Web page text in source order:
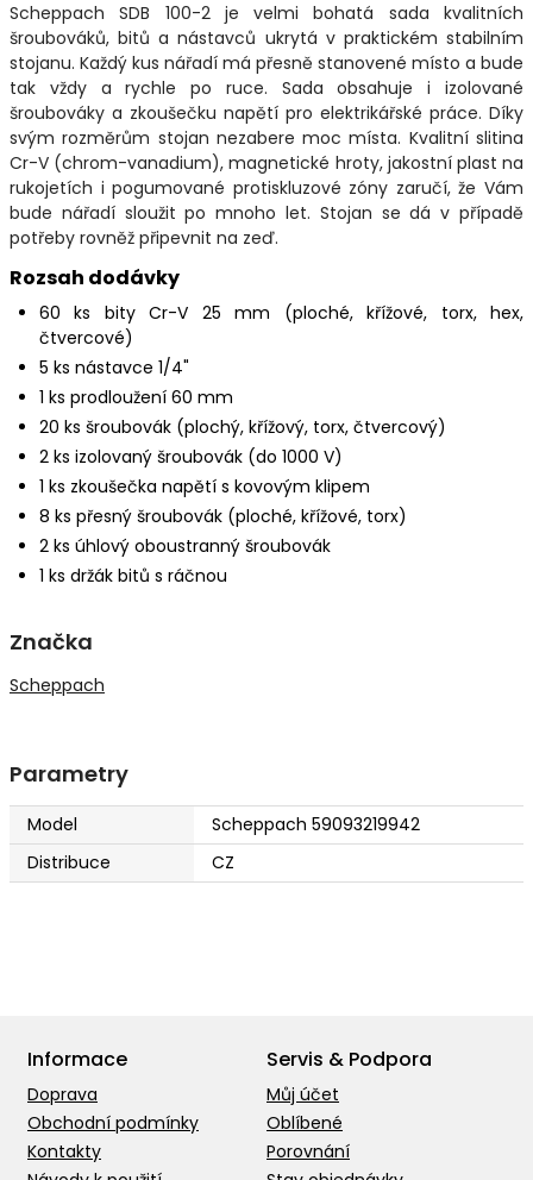
Scheppach SDB 100-2 je velmi bohatá sada kvalitních
šroubováků, bitů a nástavců ukrytá v praktickém stabilním
stojanu. Každý kus nářadí má přesně stanovené místo a bude
tak vždy a rychle po ruce. Sada obsahuje i izolované
šroubováky a zkoušečku napětí pro elektrikářské práce. Díky
svým rozměrům stojan nezabere moc místa. Kvalitní slitina
Cr-V (chrom-vanadium), magnetické hroty, jakostní plast na
rukojetích i pogumované protiskluzové zóny zaručí, že Vám
bude nářadí sloužit po mnoho let. Stojan se dá v případě
potřeby rovněž připevnit na zeď.
Rozsah dodávky
60 ks bity Cr-V 25 mm (ploché, křížové, torx, hex,
čtvercové)
5 ks nástavce 1/4"
1 ks prodloužení 60 mm
20 ks šroubovák (plochý, křížový, torx, čtvercový)
2 ks izolovaný šroubovák (do 1000 V)
1 ks zkoušečka napětí s kovovým klipem
8 ks přesný šroubovák (ploché, křížové, torx)
2 ks úhlový oboustranný šroubovák
1 ks držák bitů s ráčnou
Značka
Scheppach
Parametry
Model
Scheppach 59093219942
Distribuce
CZ
Informace
Doprava
Obchodní podmínky
Kontakty
Servis & Podpora
Můj účet
Oblíbené
Porovnání